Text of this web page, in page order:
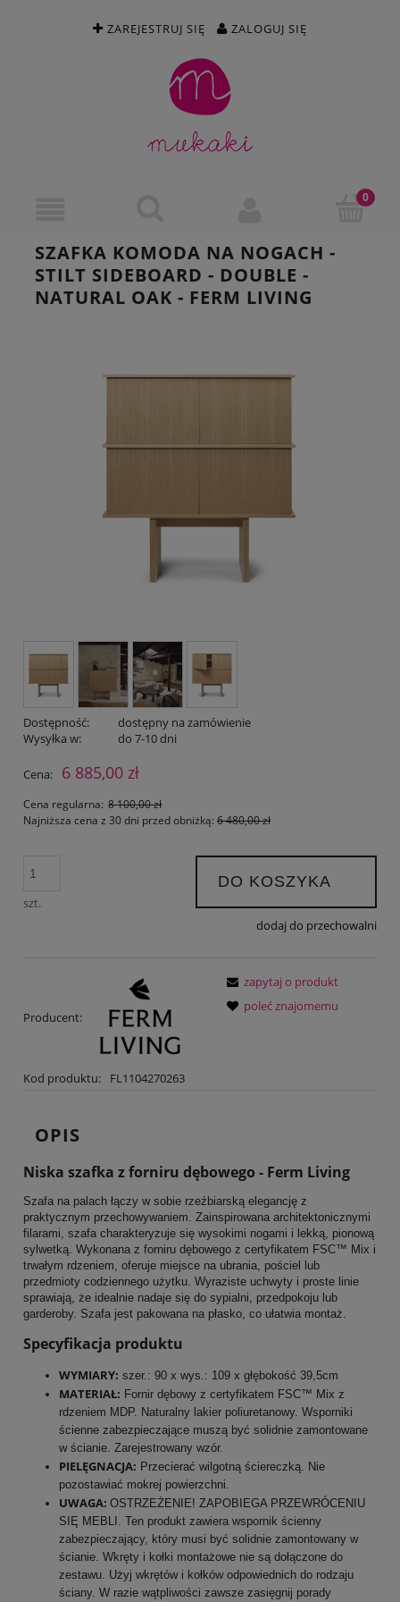
ZAREJESTRUJ SIĘ ZALOGUJ SIĘ
SZAFKA KOMODA NA NOGACH -
STILT SIDEBOARD - DOUBLE -
NATURAL OAK - FERM LIVING
Dostępność:
dostępny na zamówienie
Wysyłka w:
do 7-10 dni
Cena: 6 885,00 zł
Cena regularna: 8 100,00 zł
Najniższa cena z 30 dni przed obniżką: 6 480,00 zł
szt.
DO KOSZYKA
dodaj do przechowalni
Producent:
Kod produktu: FL1104270263
zapytaj o produkt
poleć znajomemu
OPIS
Niska szafka z forniru dębowego - Ferm Living
Szafa na palach łączy w sobie rzeźbiarską elegancję z
praktycznym przechowywaniem. Zainspirowana architektonicznymi
filarami, szafa charakteryzuje się wysokimi nogami i lekką, pionową
sylwetką. Wykonana z forniru dębowego z certyfikatem FSC™ Mix i
trwałym rdzeniem, oferuje miejsce na ubrania, pościel lub
przedmioty codziennego użytku. Wyraziste uchwyty i proste linie
sprawiają, że idealnie nadaje się do sypialni, przedpokoju lub
garderoby. Szafa jest pakowana na płasko, co ułatwia montaż.
Specyfikacja produktu
WYMIARY: szer.: 90 x wys.: 109 x głębokość 39,5cm
MATERIAŁ: Fornir dębowy z certyfikatem FSC™ Mix z
rdzeniem MDP. Naturalny lakier poliuretanowy. Wsporniki
ścienne zabezpieczające muszą być solidnie zamontowane
w ścianie. Zarejestrowany wzór.
PIELĘGNACJA: Przecierać wilgotną ściereczką. Nie
pozostawiać mokrej powierzchni.
UWAGA: OSTRZEŻENIE! ZAPOBIEGA PRZEWRÓCENIU
SIĘ MEBLI. Ten produkt zawiera wspornik ścienny
zabezpieczający, który musi być solidnie zamontowany w
ścianie. Wkręty i kołki montażowe nie są dołączone do
zestawu. Użyj wkrętów i kołków odpowiednich do rodzaju
ściany. W razie wątpliwości zawsze zasięgnij porady